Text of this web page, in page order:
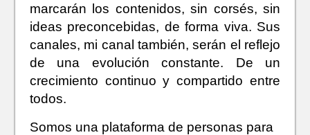
marcarán los contenidos, sin corsés, sin
ideas preconcebidas, de forma viva. Sus
canales, mi canal también, serán el reflejo
de una evolución constante. De un
crecimiento continuo y compartido entre
todos.
Somos una plataforma de personas para